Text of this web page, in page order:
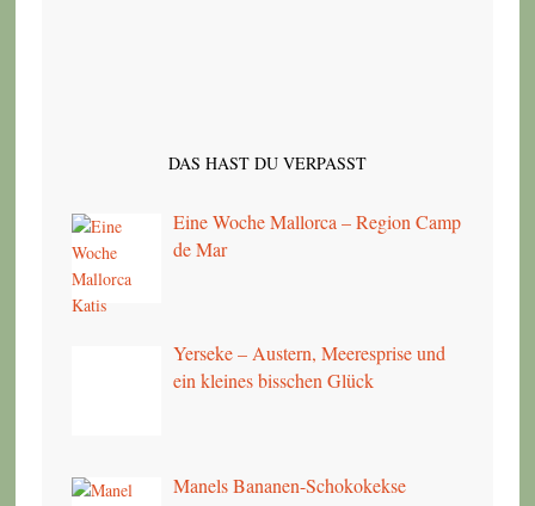
DAS HAST DU VERPASST
Eine Woche Mallorca – Region Camp
de Mar
Yerseke – Austern, Meeresprise und
ein kleines bisschen Glück
Manels Bananen-Schokokekse